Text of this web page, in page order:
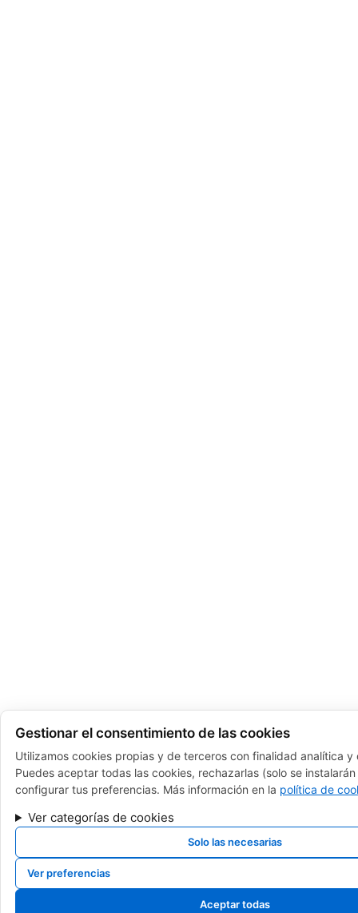
Gestionar el consentimiento de las cookies
Utilizamos cookies propias y de terceros con finalidad analítica y
Puedes aceptar todas las cookies, rechazarlas (solo se
configurar tus preferencias. Más información en la política de
Ver categorías de cookies
Solo las necesarias
Ver preferencias
Aceptar todas